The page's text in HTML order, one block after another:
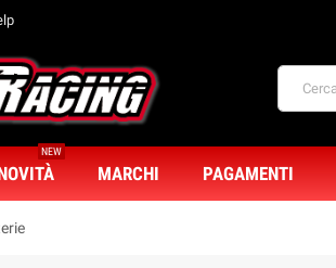
NEW
MARCHI PAGAMENTI